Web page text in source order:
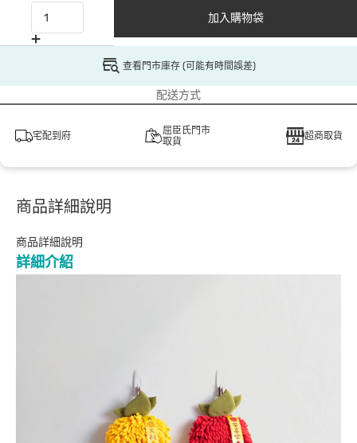
加入購物袋
查看門市庫存 (可能有時間誤差)
配送方式
宅配到府
屈臣氏門市
取貨
超商取貨
商品詳細說明
商品詳細說明
詳細介紹